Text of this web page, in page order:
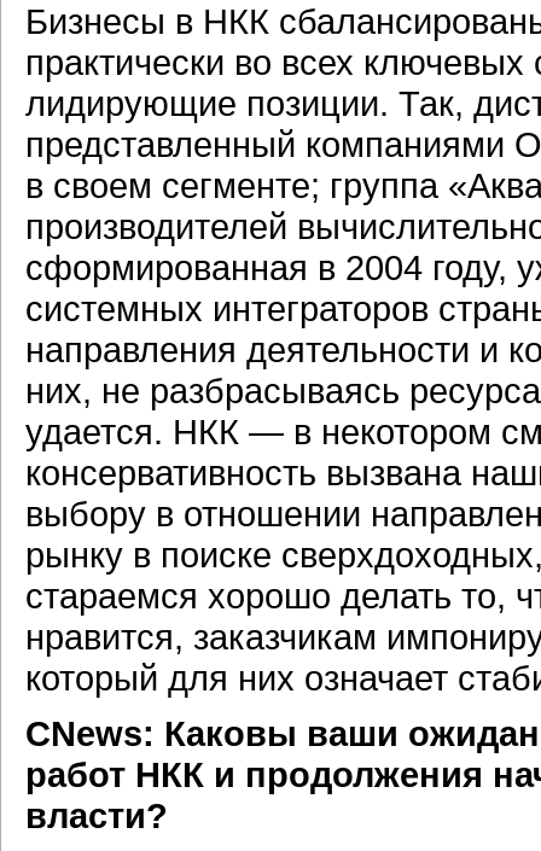
Бизнесы в НКК
практически во всех
лидирующие позиции. Так,
представленный компаниями
в своем сегменте; группа
производителей
сформированная в 2004 году,
системных интеграторов
направления деятельности и
них, не разбрасываясь
удается. НКК — в некотором
консервативность вызвана
выбору в отношении
рынку в поиске
стараемся хорошо делать то,
нравится, заказчикам
который для них означает
CNews: Каковы ваши
работ НКК и продолжения
власти?